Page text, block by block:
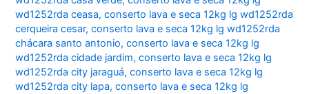
wd1252rda ceasa,conserto lava e seca 12kg lg wd1252rda
cerqueira cesar,conserto lava e seca 12kg lg wd1252rda
chácara santo antonio,conserto lava e seca 12kg lg
wd1252rda cidade jardim,conserto lava e seca 12kg lg
wd1252rda city jaraguá,conserto lava e seca 12kg lg
wd1252rda city lapa,conserto lava e seca 12kg lg